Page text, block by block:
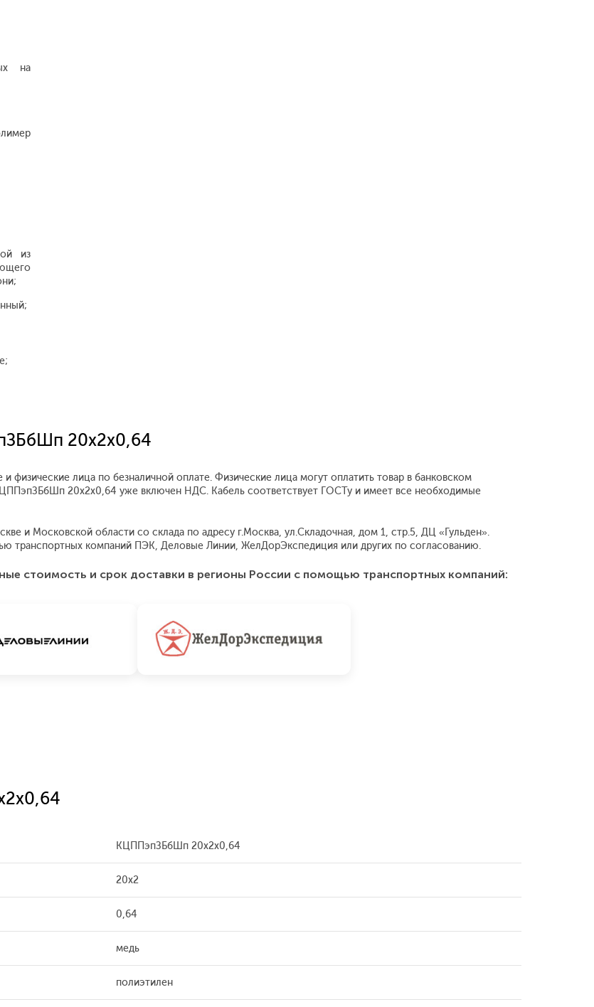
на
из
20x2x0,64
лица по безналичной оплате. Физические лица могут оплатить товар в банковском
20x2x0,64 уже включен НДС. Кабель соответствует ГОСТу и имеет все необходимые
и Московской области со склада по адресу г.Москва, ул.Складочная, дом 1, стр.5, ДЦ «Гульден».
транспортных компаний ПЭК, Деловые Линии, ЖелДорЭкспедиция или других по согласованию.
стоимость и срок доставки в регионы России с помощью транспортных компаний:
КЦППэпЗБбШп 20x2x0,64
20x2
0,64
медь
полиэтилен